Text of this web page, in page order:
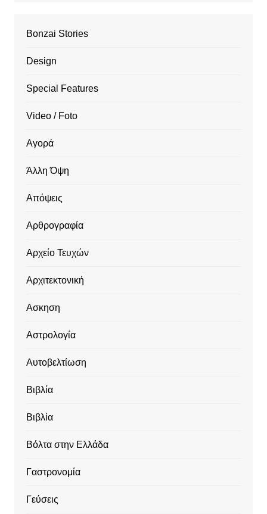
Bonzai Stories
Design
Special Features
Video / Foto
Αγορά
Άλλη Όψη
Απόψεις
Αρθρογραφία
Αρχείο Τευχών
Αρχιτεκτονική
Ασκηση
Αστρολογία
Αυτοβελτίωση
Βιβλία
Βιβλία
Βόλτα στην Ελλάδα
Γαστρονομία
Γεύσεις